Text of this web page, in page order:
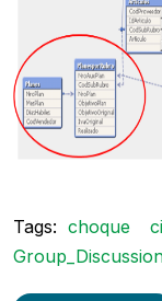
Tags: choque